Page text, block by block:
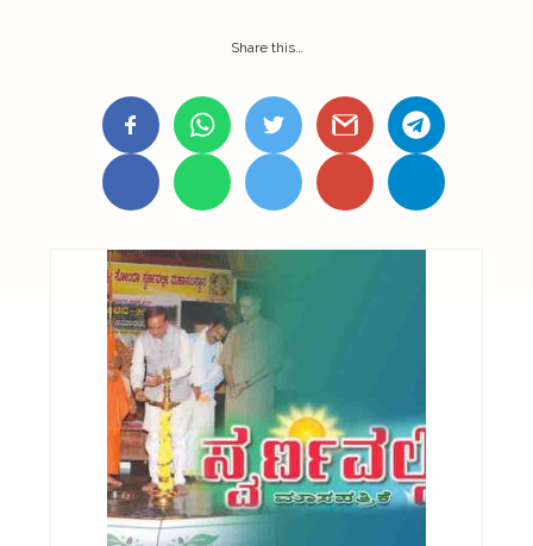
Seva & Donation
Publications
Share this…